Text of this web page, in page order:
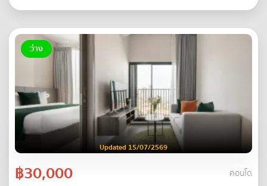
ว่าง
Updated 15/07/2569
฿30,000 คอนโด